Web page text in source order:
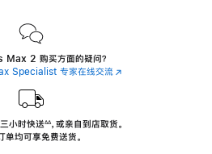
2 购买方面的疑问？
Specialist 专家在线交流(在
中
小时快送∆∆， 或亲自到店取货。
单均可享免费送货。